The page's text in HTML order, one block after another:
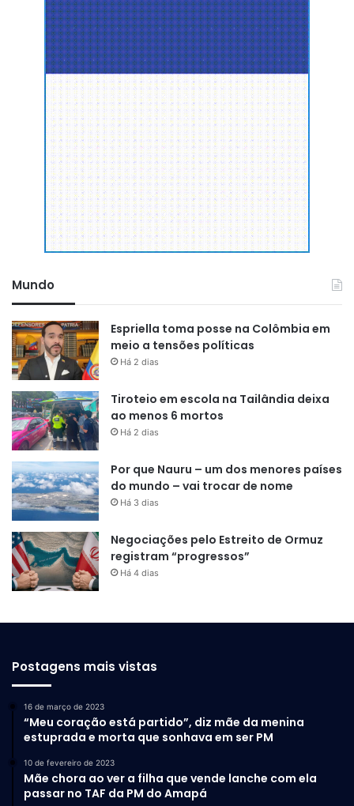
Mundo
Espriella toma posse na Colômbia em
meio a tensões políticas
Há 2 dias
Tiroteio em escola na Tailândia deixa
ao menos 6 mortos
Há 2 dias
Por que Nauru – um dos menores países
do mundo – vai trocar de nome
Há 3 dias
Negociações pelo Estreito de Ormuz
registram “progressos”
Há 4 dias
Postagens mais vistas
16 de março de 2023
“Meu coração está partido”, diz mãe da menina
estuprada e morta que sonhava em ser PM
10 de fevereiro de 2023
Mãe chora ao ver a filha que vende lanche com ela
passar no TAF da PM do Amapá